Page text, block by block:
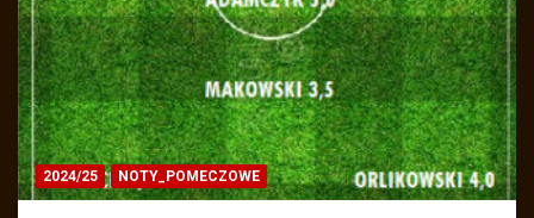
2024/25 NOTY_POMECZOWE